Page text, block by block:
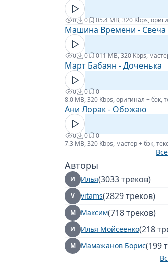
0 0 05.4 MB, 320 Kbps,
Машина Времени - Свеча
0 0 011 MB, 320 Kbps,
Март Бабаян - Доченька
0 0
0
8.0 MB, 320 Kbps, оригинал + бэк,
Ани Лорак - Обожаю
0 0
0
7.3 MB, 320 Kbps, мастер + бэк,
Авторы
И Илья(3033 треков)
V vitams(2829 треков)
М Максим(718 треков)
И Илья Мойсеенко(218
М Мамажанов Борис(199